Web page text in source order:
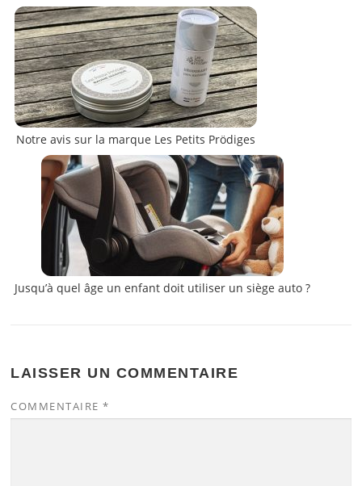
Notre avis sur la marque Les Petits Prödiges
Jusqu’à quel âge un enfant doit utiliser un siège auto ?
LAISSER UN COMMENTAIRE
COMMENTAIRE*